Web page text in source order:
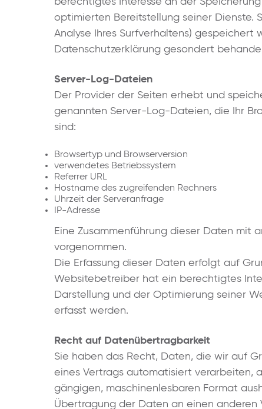
optimierten Bereitstellung seiner Dienste.
Analyse Ihres Surfverhaltens) gespeichert
Datenschutzerklärung gesondert
Server-Log-Dateien
Der Provider der Seiten erhebt und
genannten Server-Log-Dateien, die Ihr
sind:
Browsertyp und Browserversion
verwendetes Betriebssystem
Referrer URL
Hostname des zugreifenden Rechners
Uhrzeit der Serveranfrage
IP-Adresse
Eine Zusammenführung dieser Daten mit
vorgenommen.
Die Erfassung dieser Daten erfolgt auf
Websitebetreiber hat ein berechtigtes
Darstellung und der Optimierung seiner
erfasst werden.
Recht auf Datenübertragbarkeit
Sie haben das Recht, Daten, die wir auf
eines Vertrags automatisiert verarbeiten,
gängigen, maschinenlesbaren Format
Übertragung der Daten an einen